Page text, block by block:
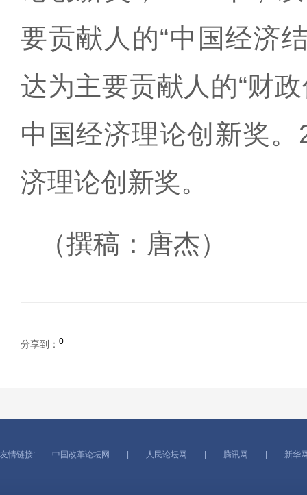
要贡献人的“中国经济
达为主要贡献人的“财
中国经济理论创新奖
济理论创新奖。
（撰稿：唐杰）
分享到： 0
友情链接: 中国改革论坛网 人民论坛网 腾讯网 新华